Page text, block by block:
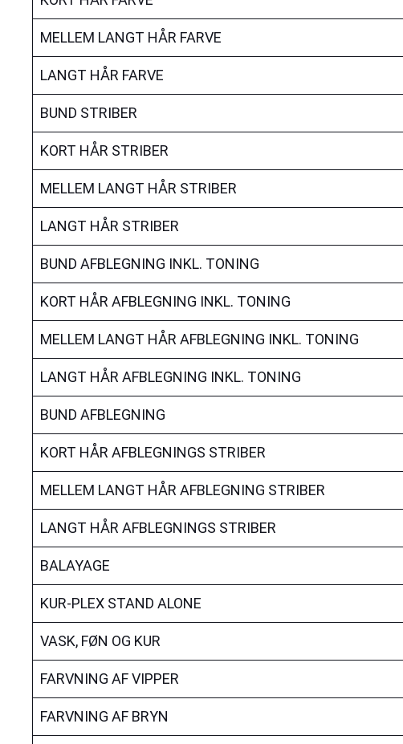
MELLEM LANGT HÅR FARVE
LANGT HÅR FARVE
BUND STRIBER
KORT HÅR STRIBER
MELLEM LANGT HÅR STRIBER
LANGT HÅR STRIBER
BUND AFBLEGNING INKL. TONING
KORT HÅR AFBLEGNING INKL. TONING
MELLEM LANGT HÅR AFBLEGNING INKL. TONING
LANGT HÅR AFBLEGNING INKL. TONING
BUND AFBLEGNING
KORT HÅR AFBLEGNINGS STRIBER
MELLEM LANGT HÅR AFBLEGNING STRIBER
LANGT HÅR AFBLEGNINGS STRIBER
BALAYAGE
KUR-PLEX STAND ALONE
VASK, FØN OG KUR
FARVNING AF VIPPER
FARVNING AF BRYN